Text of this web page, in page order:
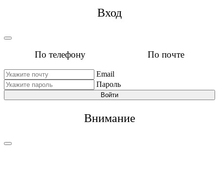
Вход
По телефону По почте
Email
Пароль
Войти
Внимание